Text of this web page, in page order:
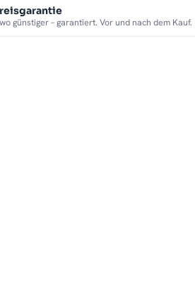
günstiger – garantiert. Vor und nach dem Kauf.